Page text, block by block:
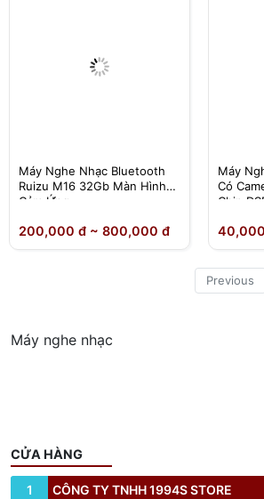
Máy Nghe Nhạc Bluetooth
Ruizu M16 32Gb Màn Hình
Cảm Ứng
200,000 đ ~ 800,000 đ
Máy
Có
Chip
Previous
Máy nghe nhạc
CỬA HÀNG
1 CÔNG TY TNHH 1994S STORE